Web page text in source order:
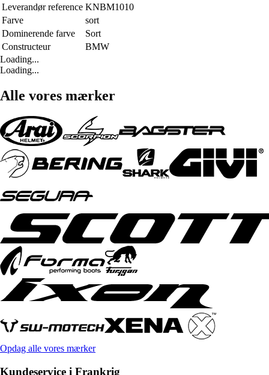
Leverandør reference KNBM1010
Farve
sort
Dominerende farve
Sort
Constructeur
BMW
Loading...
Loading...
Alle vores mærker
Opdag alle vores mærker
Kundeservice i Frankrig